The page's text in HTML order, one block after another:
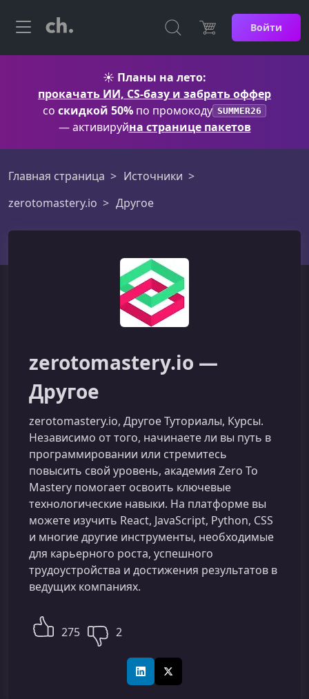
Войти
☀️ Планы на лето:
прокачать ИИ, CS-базу и забрать оффер
со скидкой 50% по промокоду SUMMER26
— активируйна странице пакетов
Главная страница
Источники
zerotomastery.io
Другое
zerotomastery.io —
Другое
zerotomastery.io, Другое Туториалы, Курсы.
Независимо от того, начинаете ли вы путь в
программировании или стремитесь
повысить свой уровень, академия Zero To
Mastery помогает освоить ключевые
технологические навыки. На платформе вы
можете изучить React, JavaScript, Python, CSS
и многие другие инструменты, необходимые
для карьерного роста, успешного
трудоустройства и достижения результатов в
ведущих компаниях.
275 2
LinkedInX (Twitter)